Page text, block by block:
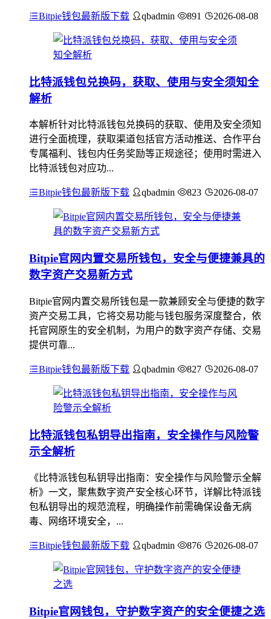
Bitpie钱包最新版下载 qbadmin 891 2026-08-08
比特派钱包兑换码，获取、使用与安全须知全
解析
本解析针对比特派钱包兑换码的获取、使用及安全须知
进行全面梳理，获取渠道包括官方活动推送、合作平台
专属福利、钱包内任务奖励等正规途径；使用时需进入
比特派钱包对应功...
Bitpie钱包最新版下载 qbadmin 823 2026-08-07
Bitpie官网内置交易所钱包，安全与便捷兼具的
数字资产交易新方式
Bitpie官网内置交易所钱包是一款兼顾安全与便捷的数字
资产交易工具，它将交易功能与钱包服务深度整合，依
托官网原生的安全机制，为用户的数字资产存储、交易
提供可靠...
Bitpie钱包最新版下载 qbadmin 827 2026-08-07
比特派钱包私钥导出指南，安全操作与风险警
示全解析
《比特派钱包私钥导出指南：安全操作与风险警示全解
析》一文，聚焦数字资产安全核心环节，详解比特派钱
包私钥导出的规范流程，明确操作前需确保设备无病
毒、网络环境安全，...
Bitpie钱包最新版下载 qbadmin 876 2026-08-07
Bitpie官网钱包，守护数字资产的安全便捷之选